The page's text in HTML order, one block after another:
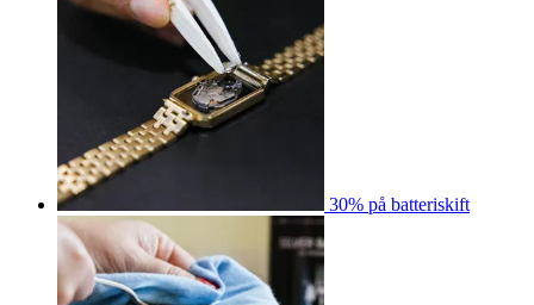
30% på batteriskift